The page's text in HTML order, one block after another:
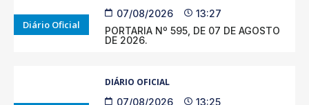
Diário Oficial
07/08/2026
13:27
PORTARIA Nº 595, DE 07 DE AGOSTO
DE 2026.
DIÁRIO OFICIAL
07/08/2026
13:25